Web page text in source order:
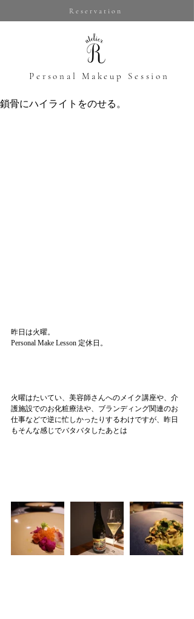
Reservation
​Personal Makeup Session
鎖骨にハイライトをのせる。
昨日は火曜。
Personal Make Lesson 定休日。
火曜はたいてい、美容師さんへのメイク講座や、介
護施設でのお化粧療法や、ブランディング関連のお
仕事などで逆に忙しかったりするわけですが、昨日
もそんな感じでバタバタしたあとは